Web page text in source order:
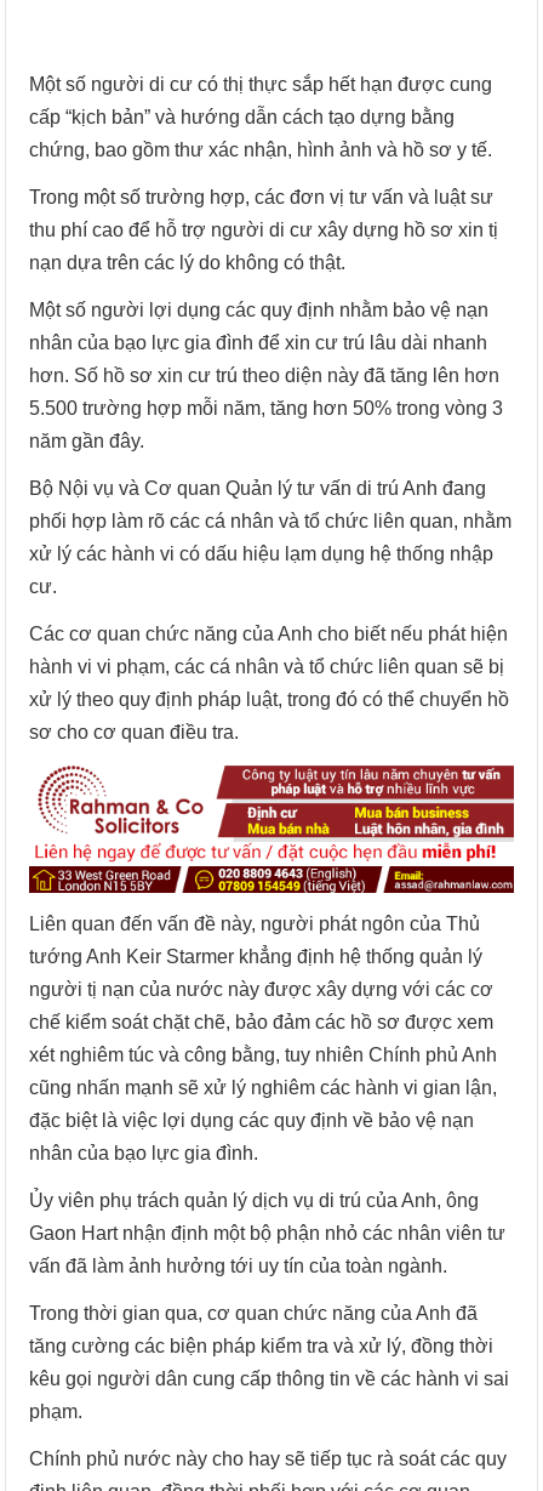
Một số người di cư có thị thực sắp hết hạn được cung
cấp “kịch bản” và hướng dẫn cách tạo dựng bằng
chứng, bao gồm thư xác nhận, hình ảnh và hồ sơ y tế.
Trong một số trường hợp, các đơn vị tư vấn và luật sư
thu phí cao để hỗ trợ người di cư xây dựng hồ sơ xin tị
nạn dựa trên các lý do không có thật.
Một số người lợi dụng các quy định nhằm bảo vệ nạn
nhân của bạo lực gia đình để xin cư trú lâu dài nhanh
hơn. Số hồ sơ xin cư trú theo diện này đã tăng lên hơn
5.500 trường hợp mỗi năm, tăng hơn 50% trong vòng 3
năm gần đây.
Bộ Nội vụ và Cơ quan Quản lý tư vấn di trú Anh đang
phối hợp làm rõ các cá nhân và tổ chức liên quan, nhằm
xử lý các hành vi có dấu hiệu lạm dụng hệ thống nhập
cư.
Các cơ quan chức năng của Anh cho biết nếu phát hiện
hành vi vi phạm, các cá nhân và tổ chức liên quan sẽ bị
xử lý theo quy định pháp luật, trong đó có thể chuyển hồ
sơ cho cơ quan điều tra.
Liên quan đến vấn đề này, người phát ngôn của Thủ
tướng Anh Keir Starmer khẳng định hệ thống quản lý
người tị nạn của nước này được xây dựng với các cơ
chế kiểm soát chặt chẽ, bảo đảm các hồ sơ được xem
xét nghiêm túc và công bằng, tuy nhiên Chính phủ Anh
cũng nhấn mạnh sẽ xử lý nghiêm các hành vi gian lận,
đặc biệt là việc lợi dụng các quy định về bảo vệ nạn
nhân của bạo lực gia đình.
Ủy viên phụ trách quản lý dịch vụ di trú của Anh, ông
Gaon Hart nhận định một bộ phận nhỏ các nhân viên tư
vấn đã làm ảnh hưởng tới uy tín của toàn ngành.
Trong thời gian qua, cơ quan chức năng của Anh đã
tăng cường các biện pháp kiểm tra và xử lý, đồng thời
kêu gọi người dân cung cấp thông tin về các hành vi sai
phạm.
Chính phủ nước này cho hay sẽ tiếp tục rà soát các quy